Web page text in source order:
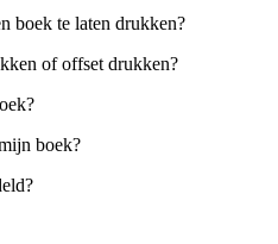
boek te laten drukken?
of offset drukken?
boek?